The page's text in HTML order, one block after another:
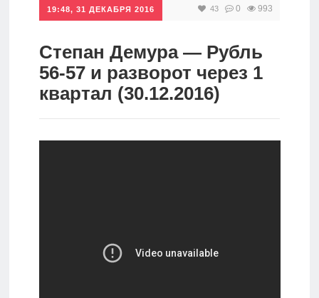
Инвестиции
Дивиденды
Волновой
19:48, 31 ДЕКАБРЯ 2016 43 0 993
Степан Демура — Рубль
56-57 и разворот через 1
квартал (30.12.2016)